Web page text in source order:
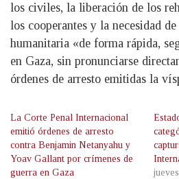
los civiles, la liberación de los
los cooperantes y la necesidad
humanitaria «de forma rápida,
en Gaza, sin pronunciarse
órdenes de arresto emitidas la
La Corte Penal Internacional
emitió órdenes de arresto
contra Benjamin Netanyahu y
Yoav Gallant por crímenes de
guerra en Gaza